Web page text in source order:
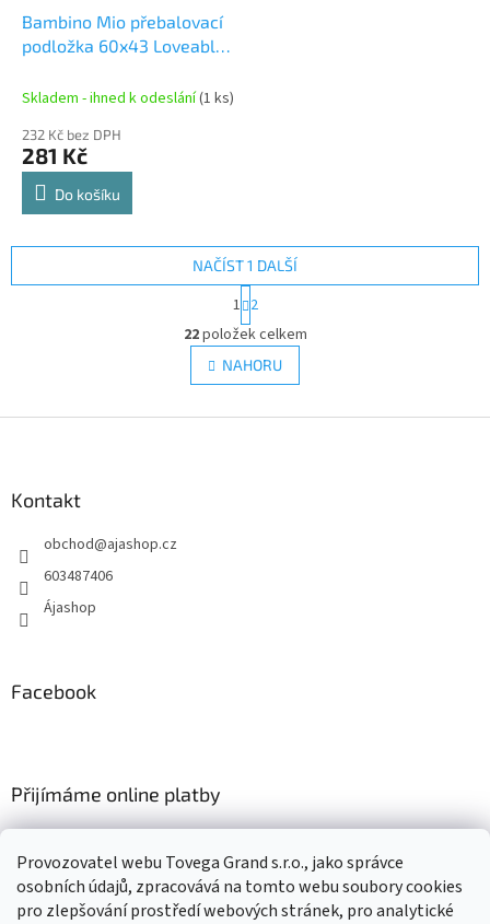
Provozovatel webu Tovega Grand s.r.o., jako správce
osobních údajů, zpracovává na tomto webu soubory cookies
pro zlepšování prostředí webových stránek, pro analytické
Bambino Mio přebalovací
podložka 60x43 Loveable
Skladem - ihned k odeslání(1 ks)
232 Kč bez DPH
281 Kč
Do košíku
O
v
l
á
NAČÍST 1 DALŠÍ
t
r
á
n
k
v
1 2
22položek celkem
NAHORU
Kontakt
obchod@ajashop.cz
603487406
Ájashop
Facebook
Přijímáme online platby